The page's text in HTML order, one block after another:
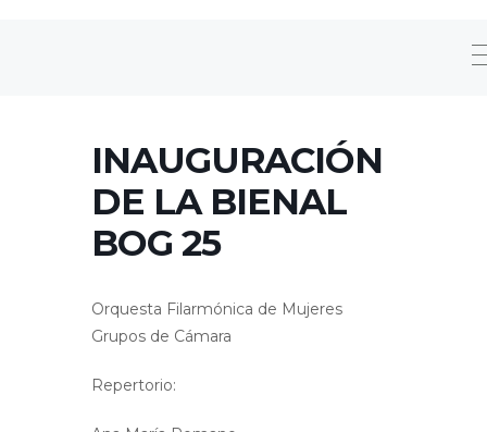
INAUGURACIÓN
DE LA BIENAL
BOG 25
Orquesta Filarmónica de Mujeres
Grupos de Cámara
Repertorio: